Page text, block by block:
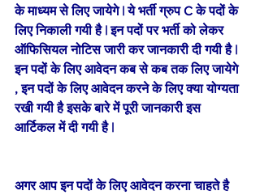
के माध्यम से लिए जायेगे | ये भर्ती ग्रुप C के पदों के
लिए निकाली गयी है | इन पदों पर भर्ती को लेकर
ऑफिसियल नोटिस जारी कर जानकारी दी गयी है |
इन पदों के लिए आवेदन कब से कब तक लिए जायेगे
, इन पदों के लिए आवेदन करने के लिए क्या योग्यता
रखी गयी है इसके बारे में पूरी जानकारी इस
आर्टिकल में दी गयी है |
अगर आप इन पदों के लिए आवेदन करना चाहते है